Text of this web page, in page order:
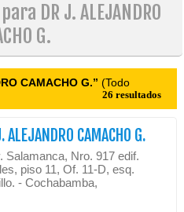
DR J. ALEJANDRO
G.
CAMACHO G.” (Todo
26 resultados
ALEJANDRO CAMACHO G.
Salamanca, Nro. 917 edif.
piso 11, Of. 11-D, esq.
- Cochabamba,